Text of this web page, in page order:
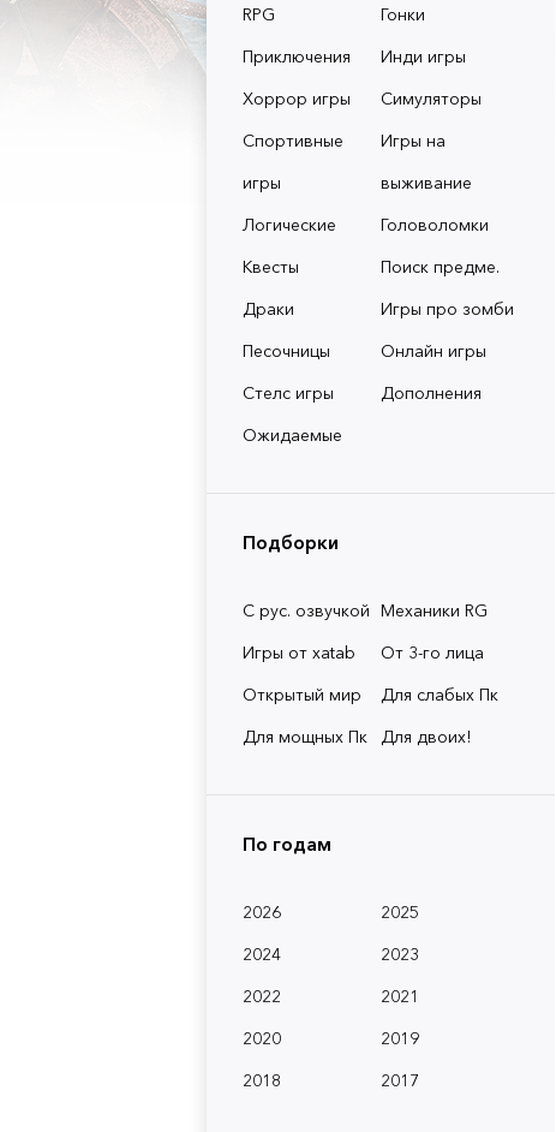
RPG
Гонки
Приключения
Инди игры
Хоррор игры
Симуляторы
Спортивные
игры
Игры на
выживание
Логические
Головоломки
Квесты
Поиск предме.
Драки
Игры про зомби
Песочницы
Онлайн игры
Стелс игры
Дополнения
Ожидаемые
Подборки
С рус. озвучкой Механики RG
Игры от xatab
От 3-го лица
Открытый мир
Для слабых Пк
Для мощных Пк
Для двоих!
По годам
2026
2025
2024
2023
2022
2021
2020
2019
2018
2017